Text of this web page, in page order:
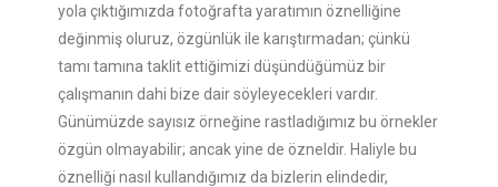
yola çıktığımızda fotoğrafta yaratımın öznelliğine
değinmiş oluruz, özgünlük ile karıştırmadan; çünkü
tamı tamına taklit ettiğimizi düşündüğümüz bir
çalışmanın dahi bize dair söyleyecekleri vardır.
Günümüzde sayısız örneğine rastladığımız bu örnekler
özgün olmayabilir; ancak yine de özneldir. Haliyle bu
öznelliği nasıl kullandığımız da bizlerin elindedir,